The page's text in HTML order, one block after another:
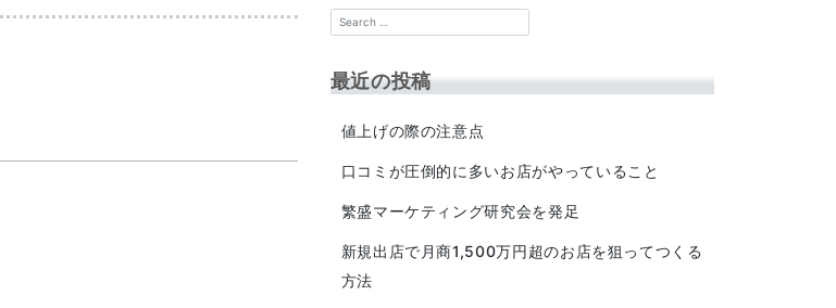
最近の投稿
値上げの際の注意点
口コミが圧倒的に多いお店がやっていること
繁盛マーケティング研究会を発足
新規出店で月商1,500万円超のお店を狙ってつくる
方法